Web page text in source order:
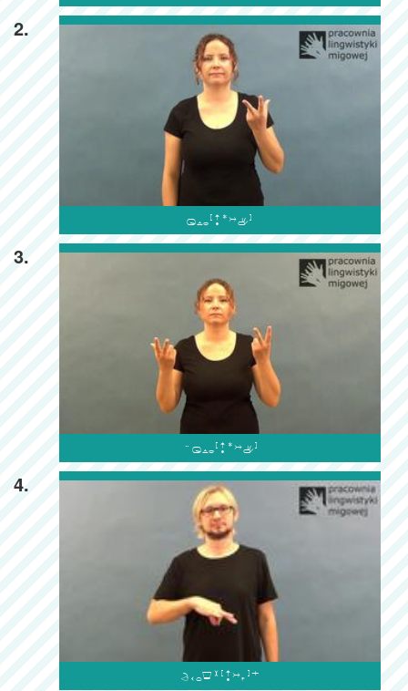
2.

3.

4.
